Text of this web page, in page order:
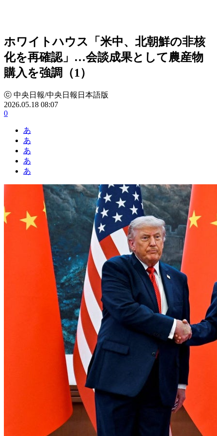
ホワイトハウス「米中、北朝鮮の非核
化を再確認」…会談成果として農産物
購入を強調（1）
ⓒ 中央日報/中央日報日本語版
2026.05.18 08:07
0
あ
あ
あ
あ
あ